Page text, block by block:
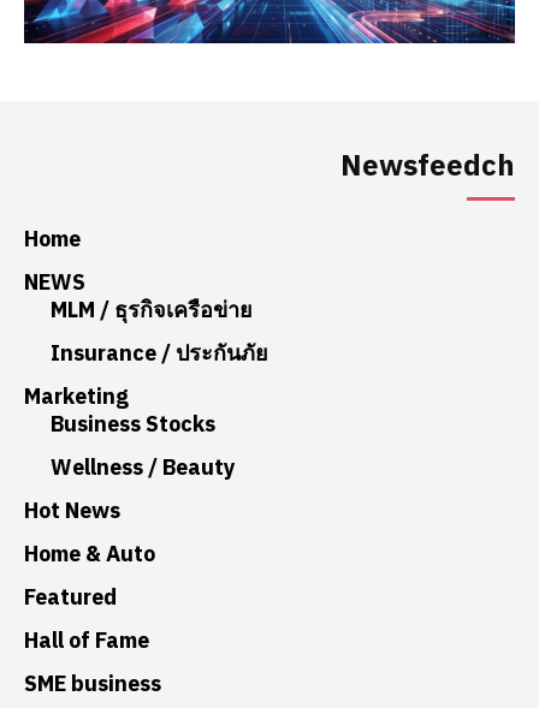
Newsfeedch
Home
NEWS
MLM / ธุรกิจเครือข่าย
Insurance / ประกันภัย
Marketing
Business Stocks
Wellness / Beauty
Hot News
Home & Auto
Featured
Hall of Fame
SME business